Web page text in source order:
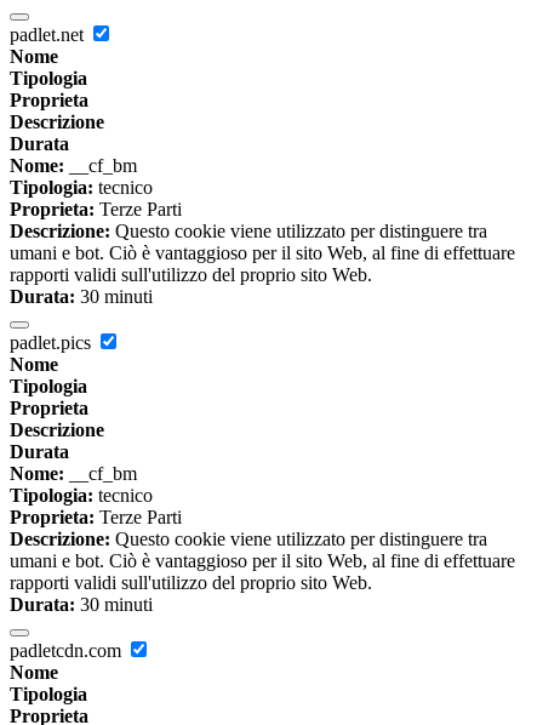
padlet.net
Nome
Tipologia
Proprieta
Descrizione
Durata
Nome: __cf_bm
Tipologia: tecnico
Proprieta: Terze Parti
Descrizione: Questo cookie viene utilizzato per distinguere tra
umani e bot. Ciò è vantaggioso per il sito Web, al fine di effettuare
rapporti validi sull'utilizzo del proprio sito Web.
Durata: 30 minuti
padlet.pics
Nome
Tipologia
Proprieta
Descrizione
Durata
Nome: __cf_bm
Tipologia: tecnico
Proprieta: Terze Parti
Descrizione: Questo cookie viene utilizzato per distinguere tra
umani e bot. Ciò è vantaggioso per il sito Web, al fine di effettuare
rapporti validi sull'utilizzo del proprio sito Web.
Durata: 30 minuti
padletcdn.com
Nome
Tipologia
Proprieta